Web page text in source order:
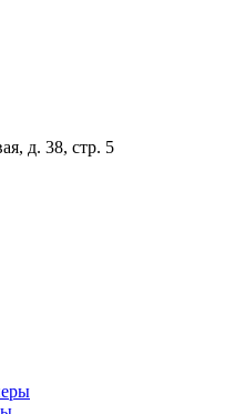
д. 38, стр. 5